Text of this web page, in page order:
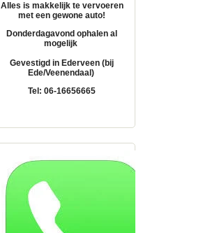
Alles is makkelijk te vervoeren
met een gewone auto!
Donderdagavond ophalen al
mogelijk
Gevestigd in Ederveen (bij
Ede/Veenendaal)
Tel: 06-16656665